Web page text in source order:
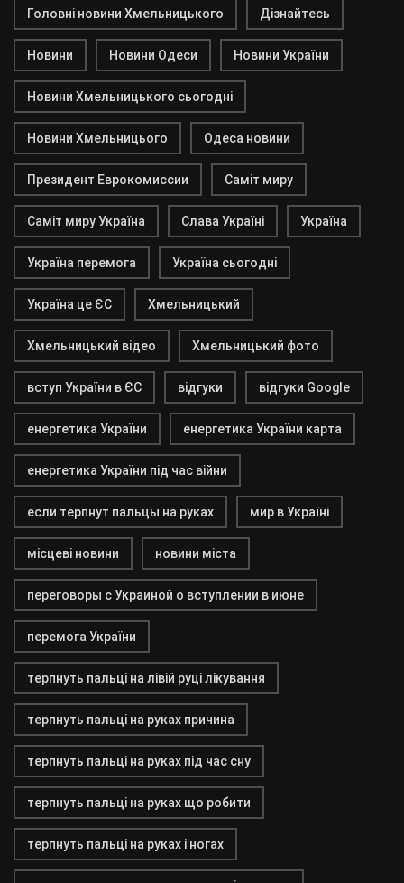
Головні новини Хмельницького Дізнайтесь
Новини Новини Одеси Новини України
Новини Хмельницького сьогодні
Новини Хмельницього Одеса новини
Президент Еврокомиссии Саміт миру
Саміт миру Україна Слава Україні Україна
Україна перемога Україна сьогодні
Україна це ЄС Хмельницький
Хмельницький відео Хмельницький фото
вступ України в ЄС відгуки відгуки Google
енергетика України енергетика України карта
енергетика України під час війни
если терпнут пальцы на руках мир в Україні
місцеві новини новини міста
переговоры с Украиной о вступлении в июне
перемога України
терпнуть пальці на лівій руці лікування
терпнуть пальці на руках причина
терпнуть пальці на руках під час сну
терпнуть пальці на руках що робити
терпнуть пальці на руках і ногах